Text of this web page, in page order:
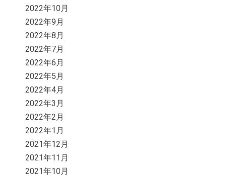
2022年10月
2022年9月
2022年8月
2022年7月
2022年6月
2022年5月
2022年4月
2022年3月
2022年2月
2022年1月
2021年12月
2021年11月
2021年10月